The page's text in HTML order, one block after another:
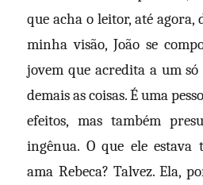
que acha o leitor, até agora,
minha visão, João se
jovem que acredita a um só
demais as coisas. É uma
efeitos, mas também
ingênua. O que ele estava
ama Rebeca? Talvez. Ela,